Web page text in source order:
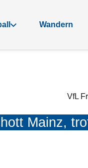
Wandern
VfL
Mainz,